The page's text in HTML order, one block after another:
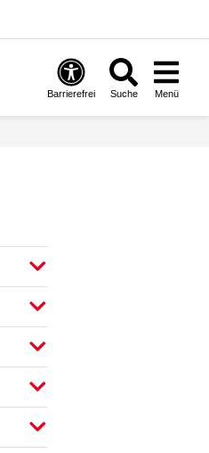
Barrierefrei Suche Menü